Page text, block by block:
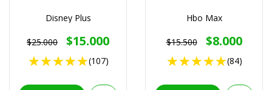
Disney Plus
$25.000 $15.000
(107)
Hbo Max
$15.500 $8.000
(84)